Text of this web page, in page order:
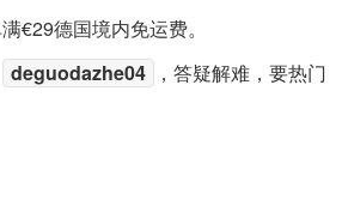
€29德国境内免运费。
deguodazhe04
，答疑解难，要热门